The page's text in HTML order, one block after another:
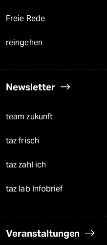
Freie Rede
reingehen
Newsletter
team zukunft
taz frisch
taz zahl ich
taz lab Infobrief
Veranstaltungen